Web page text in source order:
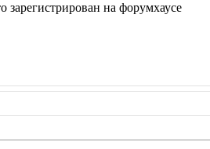
зарегистрирован на форумхаусе